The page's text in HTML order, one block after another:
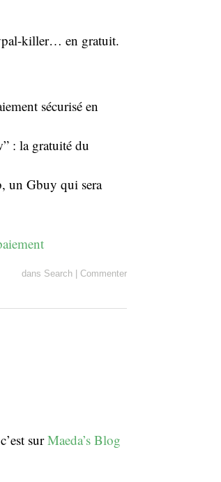
killer… en gratuit.
sécurisé en
: la gratuité du
un Gbuy qui sera
dans Search | Commenter
surMaeda’s Blog